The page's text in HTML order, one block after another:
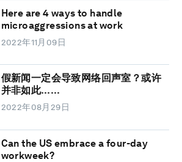
Here are 4 ways to handle
microaggressions at work
2022年11月09日
假新闻一定会导致网络回声室？或许
并非如此……
2022年08月29日
Can the US embrace a four-day
workweek?